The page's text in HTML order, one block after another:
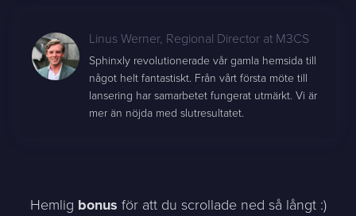
Linus Werner, Regional Director at M3CS
Sphinxly revolutionerade vår gamla hemsida till
något helt fantastiskt. Från vårt första möte till
lansering har samarbetet fungerat utmärkt. Vi är
mer än nöjda med slutresultatet.
Hemlig bonus för att du scrollade ned så långt :)